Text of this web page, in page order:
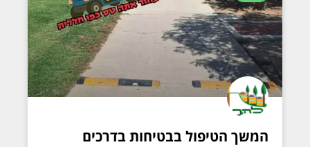
המשך הטיפול בבטיחות בדרכים